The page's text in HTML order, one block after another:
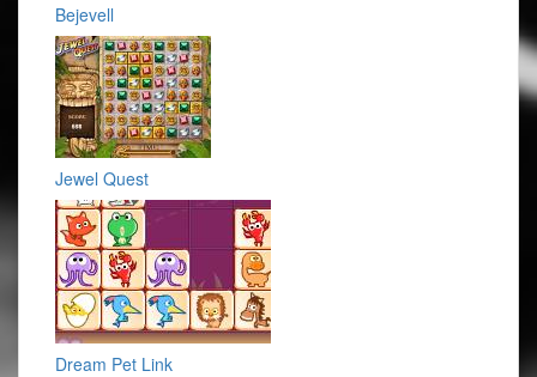
Bejevell
Jewel Quest
Dream Pet Link